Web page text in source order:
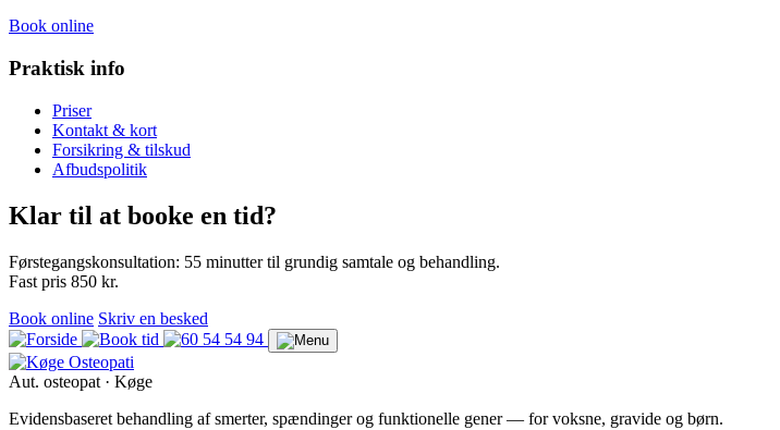
Book online
Praktisk info
Priser
Kontakt & kort
Forsikring & tilskud
Afbudspolitik
Klar til at booke en tid?
Førstegangskonsultation: 55 minutter til grundig samtale og behandling.
Fast pris 850 kr.
Book online Skriv en besked
Aut. osteopat · Køge
Evidensbaseret behandling af smerter, spændinger og funktionelle gener — for voksne, gravide og børn.